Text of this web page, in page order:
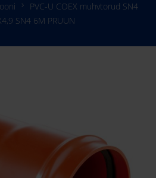
PVC-U COEX muhvtorud SN4
SN4 6M PRUUN